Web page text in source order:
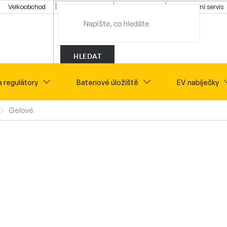
Velkoobchod Montážní servis
HLEDAT
regulátory Bateriové úložiště EV nabíječky
Sety Novinky
Gelové